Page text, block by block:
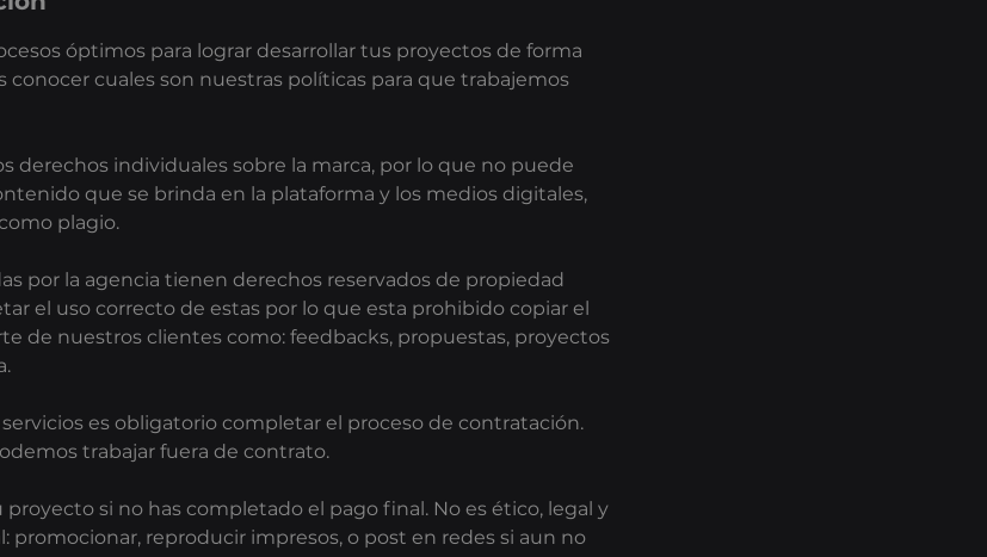
óptimos para lograr desarrollar tus proyectos de forma
cuales son nuestras políticas para que trabajemos
derechos individuales sobre la marca, por lo que no puede
que se brinda en la plataforma y los medios digitales,
plagio.
por la agencia tienen derechos reservados de propiedad
el uso correcto de estas por lo que esta prohibido copiar el
de nuestros clientes como: feedbacks, propuestas, proyectos
es obligatorio completar el proceso de contratación.
trabajar fuera de contrato.
si no has completado el pago final. No es ético, legal y
promocionar, reproducir impresos, o post en redes si aun no